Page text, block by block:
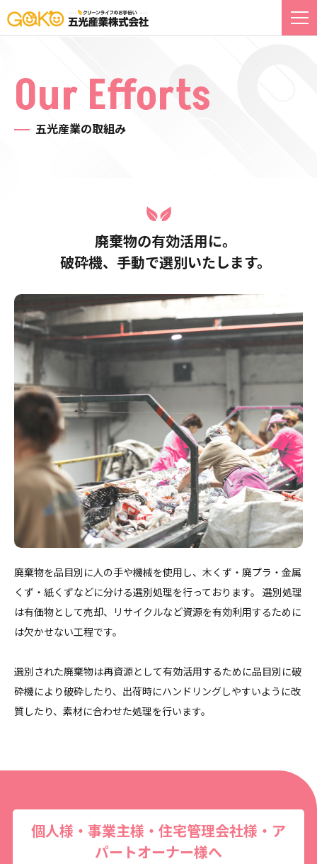
Our Efforts
五光産業の取組み
廃棄物の有効活用に。
破砕機、手動で選別いたします。
廃棄物を品目別に人の手や機械を使用し、木くず・廃プラ・金属
くず・紙くずなどに分ける選別処理を行っております。 選別処理
は有価物として売却、リサイクルなど資源を有効利用するために
は欠かせない工程です。
選別された廃棄物は再資源として有効活用するために品目別に破
砕機により破砕したり、出荷時にハンドリングしやすいように改
質したり、素材に合わせた処理を行います。
個人様・事業主様・住宅管理会社様・ア
パートオーナー様へ